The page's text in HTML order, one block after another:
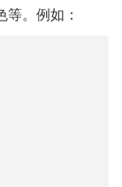
。例如：